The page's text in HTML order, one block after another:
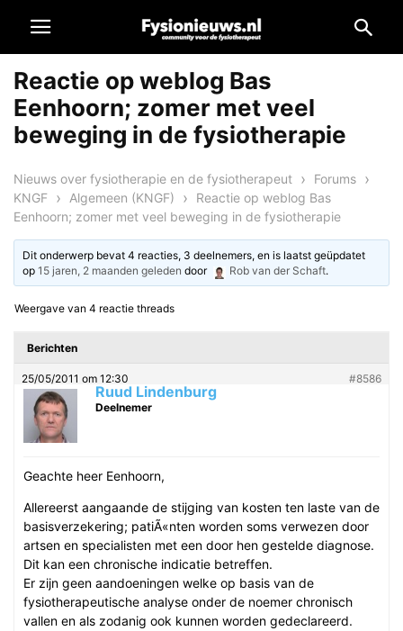
Reactie op weblog Bas
Eenhoorn; zomer met veel
beweging in de fysiotherapie
Nieuws over fysiotherapie en de fysiotherapeut › Forums ›
KNGF › Algemeen (KNGF) ›
Reactie op weblog Bas
Eenhoorn; zomer met veel beweging in de fysiotherapie
Dit onderwerp bevat 4 reacties, 3 deelnemers, en is laatst geüpdatet
op15 jaren, 2 maanden geleden door Rob van der Schaft.
Weergave van 4 reactie threads
Berichten
25/05/2011 om 12:30 #8586
Ruud Lindenburg
Deelnemer
Geachte heer Eenhoorn,
Allereerst aangaande de stijging van kosten ten laste van de
basisverzekering; patiÃ«nten worden soms verwezen door
artsen en specialisten met een door hen gestelde diagnose.
Dit kan een chronische indicatie betreffen.
Er zijn geen aandoeningen welke op basis van de
fysiotherapeutische analyse onder de noemer chronisch
vallen en als zodanig ook kunnen worden gedeclareerd.